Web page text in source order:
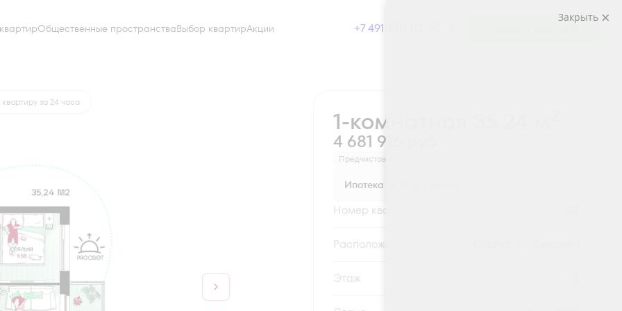
Общественные пространстваВыбор квартирАкции +7 491 230-03-03
от 15 437 руб.
за 24 часа
1-комнатная 35.24 м
4 681 916 руб.
Предчистовая отделка
Ипотека
Номер квартиры
Секция
Этаж
Закрыть